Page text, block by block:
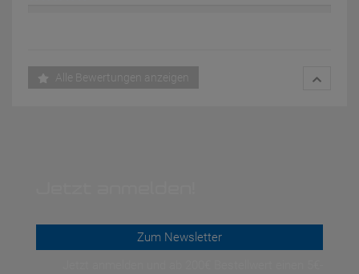
Alle Bewertungen anzeigen
Zum Newsletter